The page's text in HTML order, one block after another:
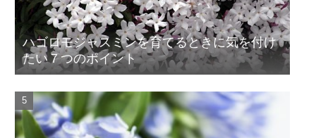
ハゴロモジャスミンを育てるときに気を付け
たい７つのポイント